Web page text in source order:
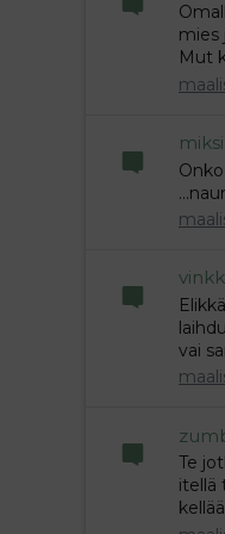
mies
Mut
vai
Te
itellä